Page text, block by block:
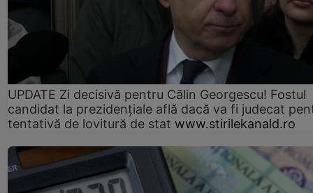
UPDATE Zi decisivă pentru Călin Georgescu! Fostul
candidat la prezidențiale află dacă va fi judecat
tentativă de lovitură de stat www.stirilekanald.ro